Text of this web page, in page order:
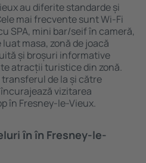
au diferite standarde și
mai frecvente sunt Wi-Fi
SPA, mini bar/seif în cameră,
masa, zonă de joacă
și broșuri informative
atracții turistice din zonă.
de la și către
vizitarea
în Fresney-le-Vieux.
ȋn în Fresney-le-